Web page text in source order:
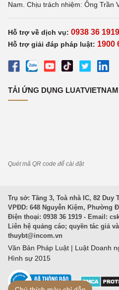
Nam. Chịu trách nhiệm: Ông Trần
Hỗ trợ về dịch vụ: 0938 36 1919
Hỗ trợ giải đáp pháp luật: 1900
TẢI ỨNG DỤNG LUATVIETNAM
Quét mã QR code để cài đặt
Trụ sở: Tầng 3, Toà nhà IC, 82 Duy
VPĐD: 648 Nguyễn Kiệm, Phường
Điện thoại: 0938 36 1919 - Email:
Liên hệ quảng cáo; quyền tác giả
thuybt@incom.vn
Văn Bản Pháp Luật | Luật Doanh
Hình sự 2015